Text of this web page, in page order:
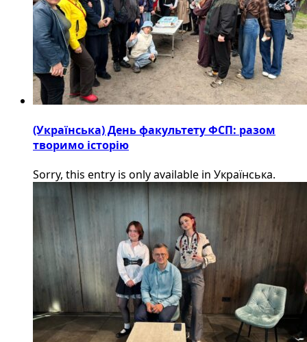
(Українська) День факультету ФСП: разом
творимо історію
Sorry, this entry is only available in Українська.